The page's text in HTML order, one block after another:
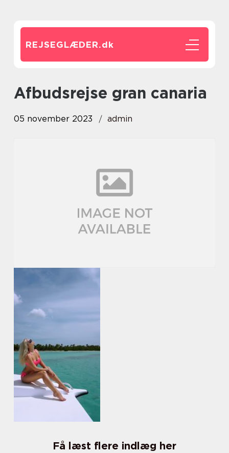
REJSEGLÆDER.dk
afbudsrejse gran canaria
05 november 2023 admin
Få læst flere indlæg her